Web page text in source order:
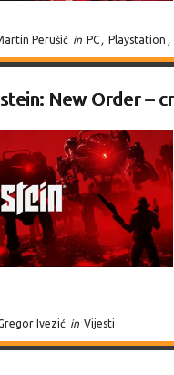
Perušić in PC , Playstation ,
New Order –
Ivezić in Vijesti